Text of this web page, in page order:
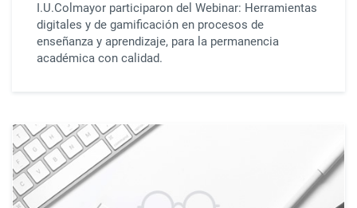
I.U.Colmayor participaron del Webinar: Herramientas
digitales y de gamificación en procesos de
enseñanza y aprendizaje, para la permanencia
académica con calidad.